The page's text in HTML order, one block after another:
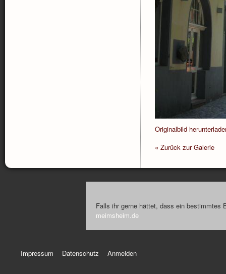
Originalbild
« Zurück zur Galerie
Falls ihr gerne hättet, dass ein
meimsheim.de
Impressum Datenschutz Anmelden